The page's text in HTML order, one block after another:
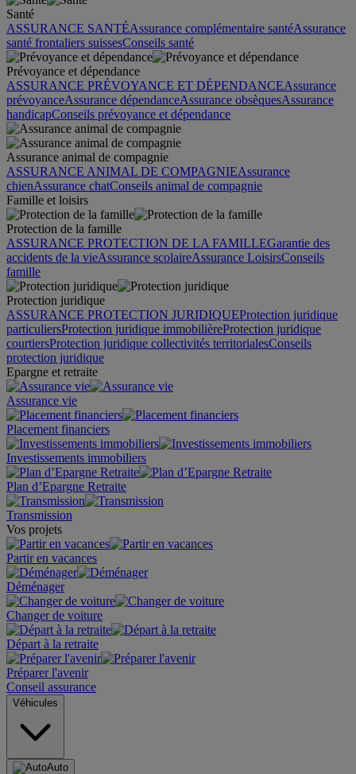
Santé
ASSURANCE SANTÉAssurance complémentaire santéAssurance
santé frontaliers suissesConseils santé
Prévoyance et dépendance
ASSURANCE PRÉVOYANCE ET DÉPENDANCEAssurance
prévoyanceAssurance dépendanceAssurance obsèquesAssurance
handicapConseils prévoyance et dépendance
Assurance animal de compagnie
ASSURANCE ANIMAL DE COMPAGNIEAssurance
chienAssurance chatConseils animal de compagnie
Famille et loisirs
Protection de la famille
ASSURANCE PROTECTION DE LA FAMILLEGarantie des
accidents de la vieAssurance scolaireAssurance LoisirsConseils
famille
Protection juridique
ASSURANCE PROTECTION JURIDIQUEProtection juridique
particuliersProtection juridique immobilièreProtection juridique
courtiersProtection juridique collectivités territorialesConseils
protection juridique
Epargne et retraite
Assurance vie
Placement financiers
Investissements immobiliers
Plan d’Epargne Retraite
Transmission
Vos projets
Partir en vacances
Déménager
Changer de voiture
Départ à la retraite
Préparer l'avenir
Conseil assurance
Véhicules
Auto